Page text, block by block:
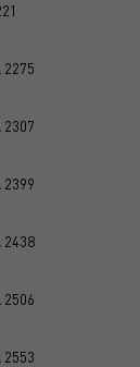
2275
2307
2399
2438
2506
2553